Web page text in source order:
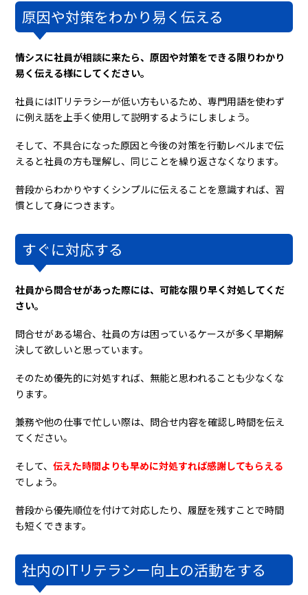
原因や対策をわかり易く伝える
情シスに社員が相談に来たら、原因や対策をできる限りわかり
易く伝える様にしてください。
社員にはITリテラシーが低い方もいるため、専門用語を使わず
に例え話を上手く使用して説明するようにしましょう。
そして、不具合になった原因と今後の対策を行動レベルまで伝
えると社員の方も理解し、同じことを繰り返さなくなります。
普段からわかりやすくシンプルに伝えることを意識すれば、習
慣として身につきます。
すぐに対応する
社員から問合せがあった際には、可能な限り早く対処してくだ
さい。
問合せがある場合、社員の方は困っているケースが多く早期解
決して欲しいと思っています。
そのため優先的に対処すれば、無能と思われることも少なくな
ります。
兼務や他の仕事で忙しい際は、問合せ内容を確認し時間を伝え
てください。
そして、伝えた時間よりも早めに対処すれば感謝してもらえる
でしょう。
普段から優先順位を付けて対応したり、履歴を残すことで時間
も短くできます。
社内のITリテラシー向上の活動をする